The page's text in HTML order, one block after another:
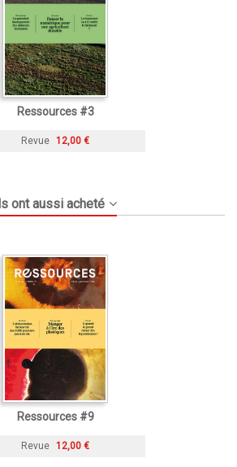
Ressources #3
Revue 12,00 €
Ils ont aussi acheté
Ressources #9
Revue 12,00 €